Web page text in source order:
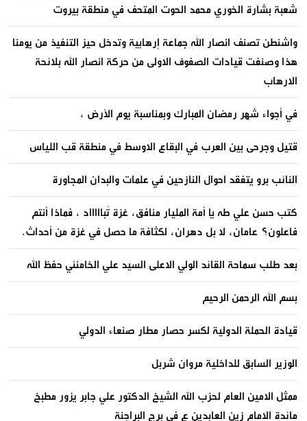
شعبة بشارة الخوري محمد الحوت المتحف في منطقة بيروت
واشنطن تصنف انصار الله جماعة إرهابية وتدخل حيز التنفيذ من يومنا
هذا وصنفت قيادات الصفوف الاولى من حركة انصار الله بلائحة
الارهاب
في أجواء شهر رمضان المبارك وبمناسبة يوم الأرض ،
قتيل وجرحى بين العرب في البقاع الاوسط في منطقة قب اللياس
النائب برو يتفقد احوال النازحين في علمات والبدان المجاورة
كتب حسن علي طه يا أمة المليار منافق، غزة تُباااااد ، فماذا أنتم
فاعلون؟ عامان، لا بل دهران، لكثافة ما حصل في غزة من أحداث.
بعد طلب سماحة القائد الولي الاعلى السيد علي الخامنئي حفظ الله
بسم الله الرحمن الرحيم
قيادة الحملة الدولية لكسر حصار مطار صنعاء الدولي
الوزير السابق للداخلية مروان شربل
ممثل الامين العام لحزب الله الشيخ الدكتور علي جابر يزور مطبخ
مائدة الامام زين العابدين ع في برج البراجنة